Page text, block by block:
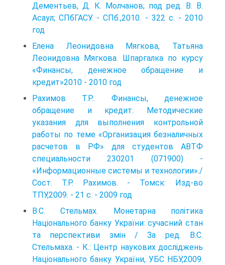
Дементьев, Д. К. Молчанов; под ред. В. В.
Асаул; СПбГАСУ. - СПб.,2010. - 322 с. - 2010
год
Елена Леонидовна Мягкова, Татьяна
Леонидовна Мягкова. Шпаргалка по курсу
«Финансы, денежное обращение и
кредит»2010 - 2010 год
Рахимов Т.Р.. Финансы, денежное
обращение и кредит. Методические
указания для выполнения контрольной
работы по теме «Организация безналичных
расчетов в РФ» для студентов АВТФ
специальности 230201 (071900) -
«Информационные системы и технологии»./
Сост. Т.Р. Рахимов. - Томск: Изд-во
ТПУ,2009. - 21 с. - 2009 год
В.С. Стельмах. Монетарна політика
Національного банку України: сучасний стан
та перспективи змін / За ред. В.С.
Стельмаха. - К.: Центр наукових дослід­жень
Національного банку України, УБС НБУ,2009.